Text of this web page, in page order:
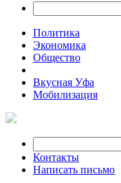
Политика
Экономика
Общество
Вкусная Уфа
Мобилизация
Контакты
Написать письмо